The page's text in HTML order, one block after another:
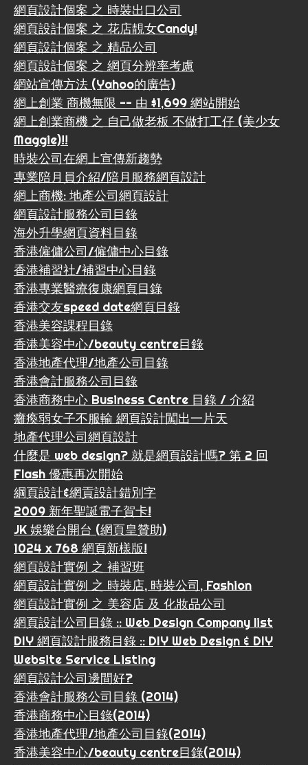
網頁設計個案 之 時裝出口公司
網頁設計個案 之 花店靚女Candy!
網頁設計個案 之 精品公司
網頁設計個案 之 網頁分辨率考慮
網站宣傳方法 (Yahoo的廣告)
網上創業 商機無限 -- 由 $1,699 網站開始
網上創業商機 之 自己做老板 不做打工仔 (美少女
Maggie)!!
時裝公司在網上宣傳新趨勢
專業陪月員介紹/陪月服務網頁設計
網上商機: 地產公司網頁設計
網頁設計服務公司目錄
海外升學網頁資料目錄
香港僱傭公司/僱傭中心目錄
香港補習社/補習中心目錄
香港專業醫療復康網頁目錄
香港交友speed date網頁目錄
香港美容課程目錄
香港美容中心/beauty centre目錄
香港地產代理/地產公司目錄
香港會計服務公司目錄
香港商務中心 Business Centre 目錄 / 介紹
癱瘓弱女子不服輸 網頁設計闖出一片天
地產代理公司網頁設計
什麼是 web design? 就是網頁設計嗎? 第 2 回
Flash 優惠再次開始
綱頁設計&網貢設計錯別字
2009 新年聖誕電子賀卡!
JK 娛樂台開台 (網頁皇贊助)
1024 x 768 網頁新樣版!
網頁設計實例 之 補習班
網頁設計實例 之 時裝店, 時裝公司, Fashion
網頁設計實例 之 美容店 及 化妝品公司
網頁設計公司目錄 :: Web Design Company list
DIY 網頁設計服務目錄 :: DIY Web Design & DIY
Website Service Listing
網頁設計公司邊間好?
香港會計服務公司目錄 (2014)
香港商務中心目錄(2014)
香港地產代理/地產公司目錄(2014)
香港美容中心/beauty centre目錄(2014)